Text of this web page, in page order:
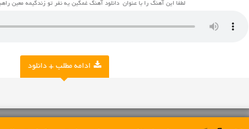
لطفا این آهنگ را با عنوان دانلود آهنگ غمگین یه نفر تو زندگیمه معین
ادامه مطلب + دانلود